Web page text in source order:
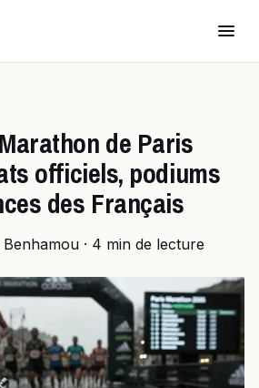
de Paris
officiels, podiums
des Français
Benhamou · 4 min de lecture